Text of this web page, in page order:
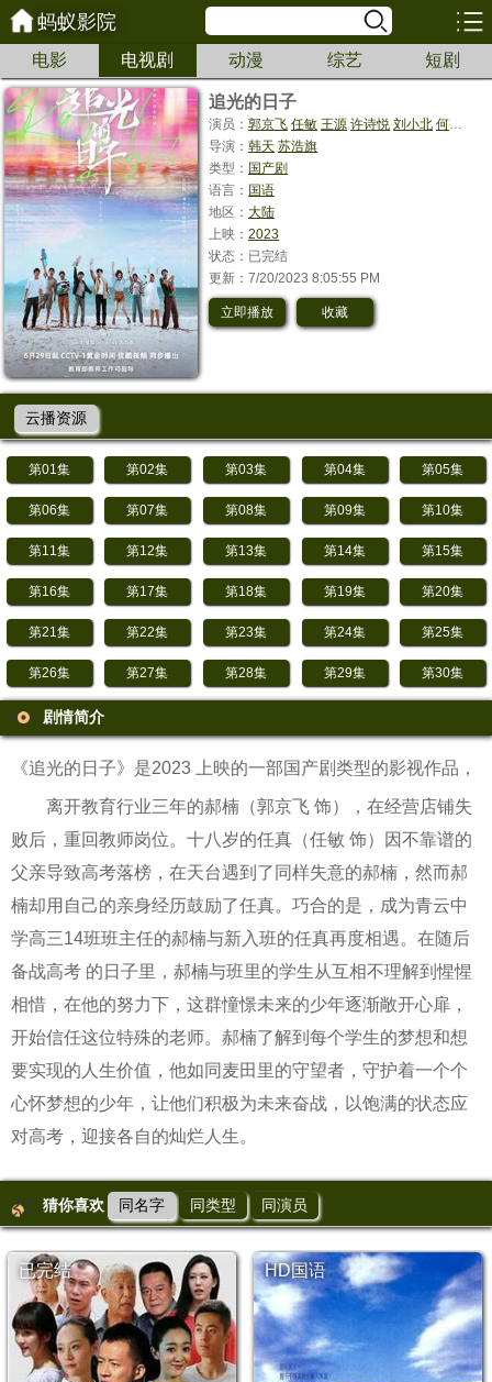
蚂蚁影院
电影 电视剧 动漫 综艺 短剧
追光的日子
演员：郭京飞 任敏 王源 许诗悦 刘小北 何廖侣匀
导演：韩天 苏浩旗
类型： 国产剧
语言： 国语
地区：大陆
上映：2023
状态：已完结
更新：7/20/2023 8:05:55 PM
立即播放 收藏
云播资源
第01集 第02集 第03集 第04集 第05集
第06集 第07集 第08集 第09集 第10集
第11集 第12集 第13集 第14集 第15集
第16集 第17集 第18集 第19集 第20集
第21集 第22集 第23集 第24集 第25集
第26集 第27集 第28集 第29集 第30集
剧情简介
《追光的日子》是2023 上映的一部国产剧类型的影视作品，
离开教育行业三年的郝楠（郭京飞 饰），在经营店铺失
败后，重回教师岗位。十八岁的任真（任敏 饰）因不靠谱的
父亲导致高考落榜，在天台遇到了同样失意的郝楠，然而郝
楠却用自己的亲身经历鼓励了任真。巧合的是，成为青云中
学高三14班班主任的郝楠与新入班的任真再度相遇。在随后
备战高考 的日子里，郝楠与班里的学生从互相不理解到惺惺
相惜，在他的努力下，这群憧憬未来的少年逐渐敞开心扉，
开始信任这位特殊的老师。郝楠了解到每个学生的梦想和想
要实现的人生价值，他如同麦田里的守望者，守护着一个个
心怀梦想的少年，让他们积极为未来奋战，以饱满的状态应
对高考，迎接各自的灿烂人生。
猜你喜欢 同名字 同类型 同演员
已完结 HD国语